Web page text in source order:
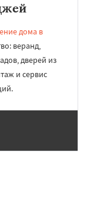
дома в
веранд,
дверей из
и сервис